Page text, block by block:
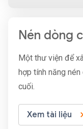
Nén dòng
Một thư viện để
hợp tính năng
cuối.
Xem tài liệu